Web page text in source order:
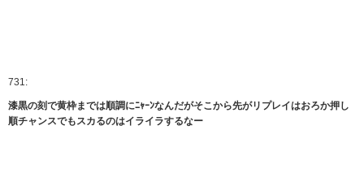
731:
漆黒の刻で黄枠までは順調にﾆｬｰﾝなんだがそこから先がリプレイはおろか押し
順チャンスでもスカるのはイライラするなー